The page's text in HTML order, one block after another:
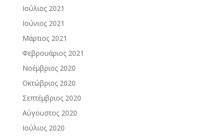
Ιούλιος 2021
Ιούνιος 2021
Μάρτιος 2021
Φεβρουάριος 2021
Νοέμβριος 2020
Οκτώβριος 2020
Σεπτέμβριος 2020
Αύγουστος 2020
Ιούλιος 2020